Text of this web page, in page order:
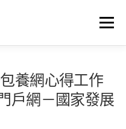
選單
養網心得工作
戶網－國家發展